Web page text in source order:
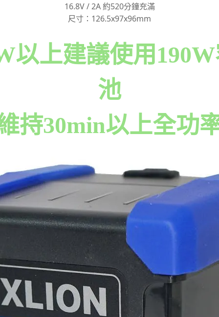
16.8V / 2A 約520分鐘充滿
尺寸：126.5x97x96mm
以上建議使用
池
持30min以上全功